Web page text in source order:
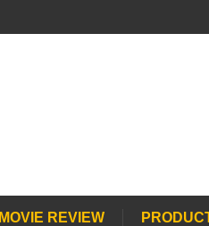
MOVIE REVIEW